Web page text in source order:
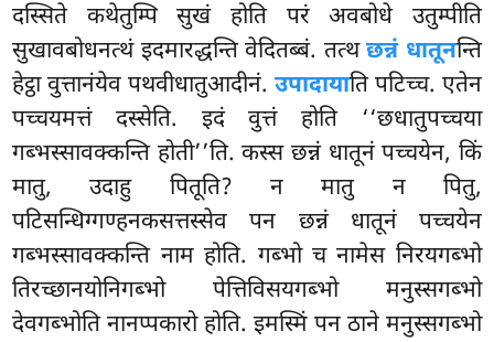
दस्सिते कथेतुम्पि सुखं होति परं अवबोधे उतुम्पीति
सुखावबोधनत्थं इदमारद्धन्ति वेदितब्बं. तत्थछन्नं धातूनन्ति
हेट्ठा वुत्तानंयेव पथवीधातुआदीनं. उपादायाति पटिच्च. एतेन
पच्चयमत्तं दस्सेति. इदं वुत्तं होति ‘‘छधातुपच्चया
गब्भस्सावक्कन्ति होती’’ति. कस्स छन्नं धातूनं पच्चयेन, किं
मातु, उदाहु पितूति? न मातु न पितु,
पटिसन्धिग्गण्हनकसत्तस्सेव पन छन्नं धातूनं पच्चयेन
गब्भस्सावक्कन्ति नाम होति. गब्भो च नामेस निरयगब्भो
तिरच्छानयोनिगब्भो पेत्तिविसयगब्भो मनुस्सगब्भो
देवगब्भोति नानप्पकारो होति. इमस्मिं पन ठाने मनुस्सगब्भो